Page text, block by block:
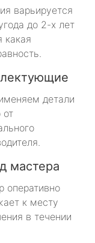
варьируется
до 2-х лет
какая
детали
от
мастера
оперативно
к месту
в течении